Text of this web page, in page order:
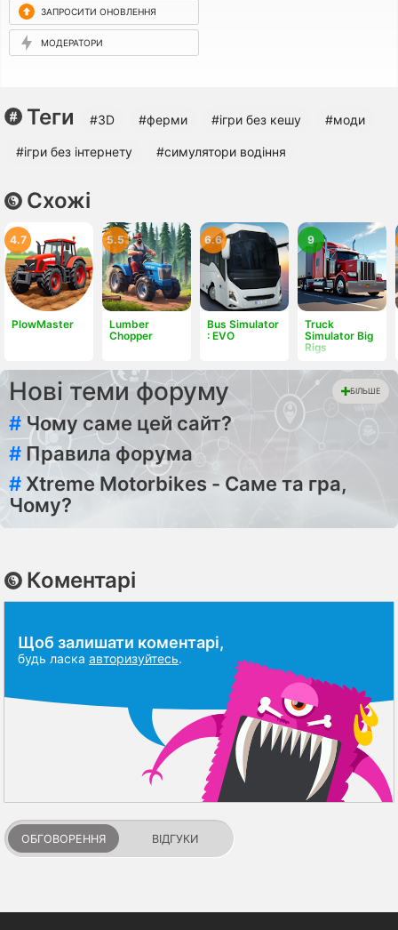
ЗАПРОСИТИ ОНОВЛЕННЯ
МОДЕРАТОРИ
Теги #3D #ферми #ігри без кешу #моди
#ігри без інтернету #симулятори водіння
Схожі
PlowMaster
4.7
Lumber
Chopper
5.5
Bus Simulator
: EVO
6.6
Truck
Simulator Big
Rigs
9
Нові теми форуму БІЛЬШЕ
# Чому саме цей сайт?
# Правила форума
# Xtreme Motorbikes - Саме та гра,
Чому?
Коментарі
Щоб залишати коментарі,
будь ласка авторизуйтесь.
ОБГОВОРЕННЯ ВІДГУКИ